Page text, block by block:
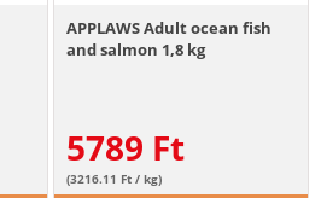
APPLAWS Adult ocean fish
and salmon 1,8 kg
5789 Ft
(3216.11 Ft / kg)